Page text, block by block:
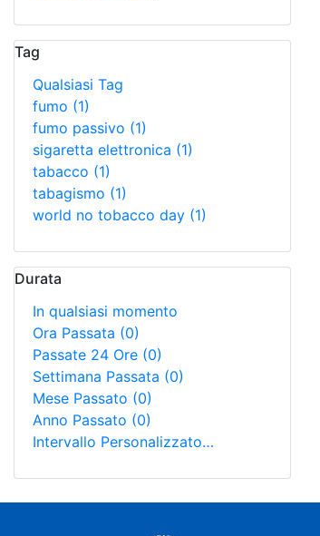
Tag
Qualsiasi Tag
fumo (1)
fumo passivo (1)
sigaretta elettronica (1)
tabacco (1)
tabagismo (1)
world no tobacco day (1)
Durata
In qualsiasi momento
Ora Passata (0)
Passate 24 Ore (0)
Settimana Passata (0)
Mese Passato (0)
Anno Passato (0)
Intervallo Personalizzato…